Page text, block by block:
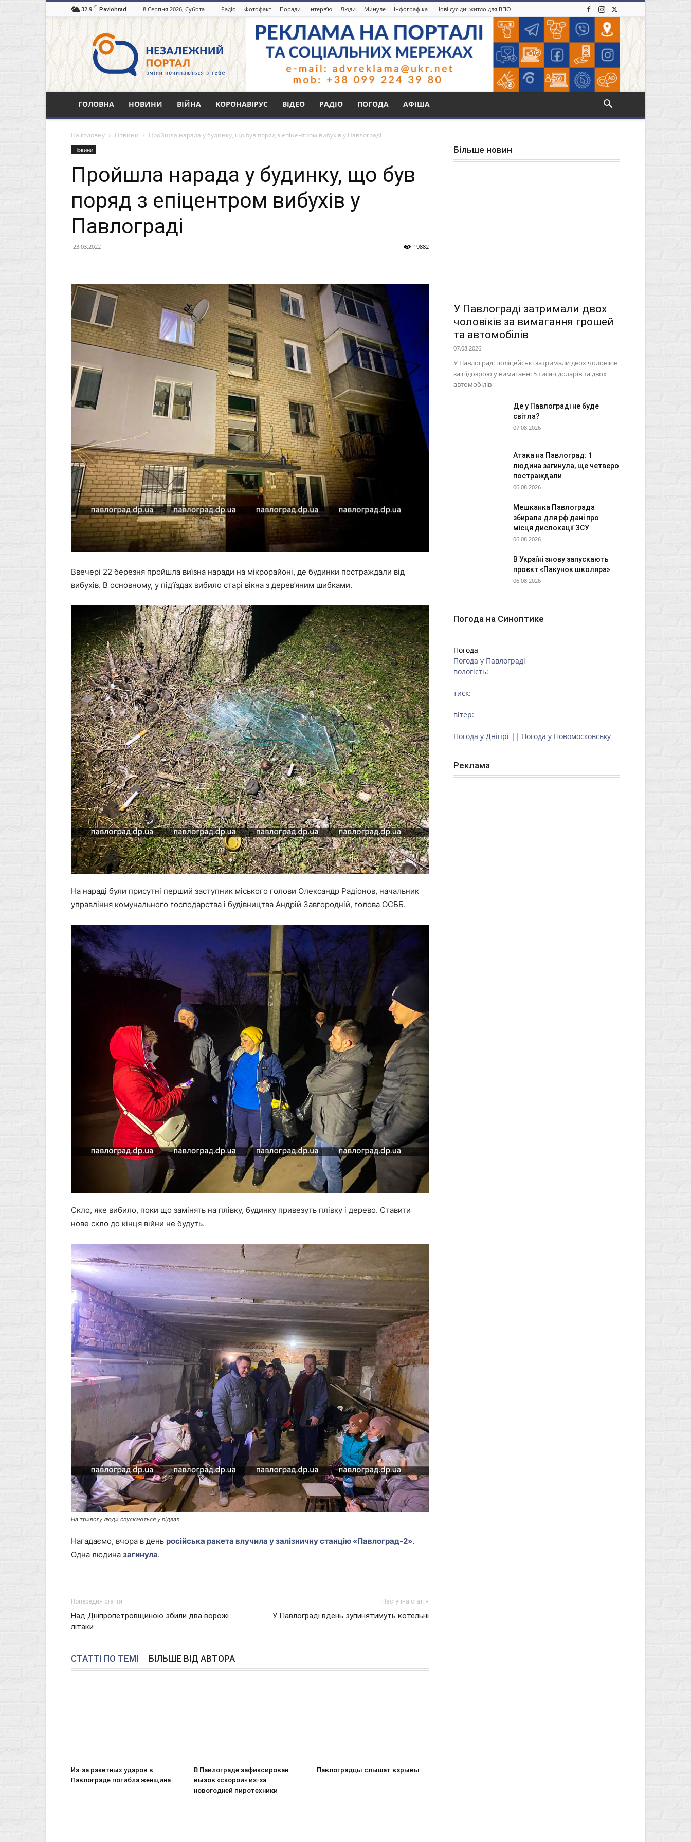
32.9 C Pavlohrad 8 Серпня 2026, Субота Радіо Фотофакт Поради Інтерв’ю Люди Минуле Інфографіка Нові сусіди: житло для ВПО
Незалежний
портал
Павлоград.dp.ua
ГОЛОВНА НОВИНИ ВІЙНА КОРОНАВІРУС ВІДЕО РАДІО ПОГОДА АФІША
На головну Новини Пройшла нарада у будинку, що був поряд з епіцентром вибухів у Павлограді
Новини
Пройшла нарада у будинку, що був
поряд з епіцентром вибухів у
Павлограді
23.03.2022 19882
Ввечері 22 березня пройшла виїзна наради на мікрорайоні, де будинки постраждали від
вибухів. В основному, у під’їздах вибило старі вікна з дерев’яним шибками.
На нараді були присутні перший заступник міського голови Олександр Радіонов, начальник
управління комунального господарства і будівництва Андрій Завгородній, голова ОСББ.
Скло, яке вибило, поки що замінять на плівку, будинку привезуть плівку і дерево. Ставити
нове скло до кінця війни не будуть.
На тривогу люди спускаються у підвал
Нагадаємо, вчора в день російська ракета влучила у залізничну станцію «Павлоград-2».
Одна людина загинула.
Попередня стаття
Над Дніпропетровщиною збили два ворожі
літаки
Наступна стаття
У Павлограді вдень зупинятимуть котельні
СТАТТІ ПО ТЕМІ БІЛЬШЕ ВІД АВТОРА
Из-за ракетных ударов в
Павлограде погибла женщина
В Павлограде зафиксирован
вызов «скорой» из-за
новогодней пиротехники
Павлоградцы слышат взрывы
Більше новин
У Павлограді затримали двох
чоловіків за вимагання грошей
та автомобілів
07.08.2026
У Павлограді поліцейські затримали двох чоловіків
за підозрою у вимаганні 5 тисяч доларів та двох
автомобілів
Де у Павлограді не буде
світла?
07.08.2026
Атака на Павлоград: 1
людина загинула, ще четверо
постраждали
06.08.2026
Мешканка Павлограда
збирала для рф дані про
місця дислокації ЗСУ
06.08.2026
В Україні знову запускають
проєкт «Пакунок школяра»
06.08.2026
Погода на Синоптике
Погода
Погода у Павлограді
вологість:
тиск:
вітер:
Погода у Дніпрі || Погода у Новомосковську
Реклама